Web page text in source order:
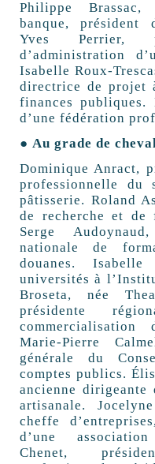
Philippe Brassac,
banque, président
Yves Perrier,
d’administration
Isabelle Roux-
directrice de projet
finances publiques.
d’une fédération
● Au grade de
Dominique Anract,
professionnelle du
pâtisserie. Roland
de recherche et de
Serge
nationale de
douanes.
universités à
Broseta, née
présidente
commercialisation
Marie-Pierre
générale du
comptes publics.
ancienne dirigeante
artisanale.
cheffe
d’une
Chenet,